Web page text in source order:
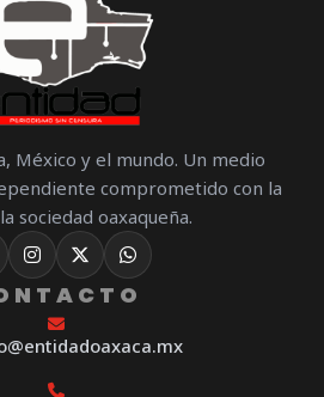
México y el mundo. Un medio
comprometido con la
sociedad oaxaqueña.